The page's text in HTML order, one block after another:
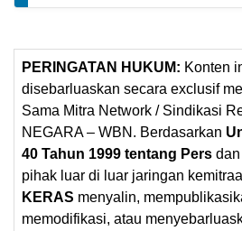
PERINGATAN HUKUM: Konten
disebarluaskan secara exclusif
Sama Mitra Network / Sindikasi
NEGARA – WBN. Berdasarkan
40 Tahun 1999 tentang Pers
pihak luar di luar jaringan
KERAS menyalin,
memodifikasi, atau